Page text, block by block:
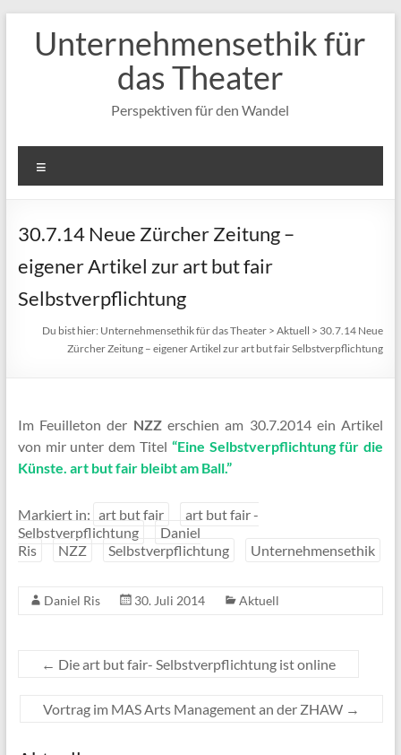
springenUnternehmensethik für
das Theater
Perspektiven für den Wandel
30.7.14 Neue Zürcher Zeitung –
eigener Artikel zur art but fair
Selbstverpflichtung
Du bist hier: Unternehmensethik für das Theater >Aktuell > 30.7.14 Neue
Zürcher Zeitung – eigener Artikel zur art but fair Selbstverpflichtung
Im Feuilleton der NZZerschien am 30.7.2014 ein Artikel
von mir unter dem Titel “Eine Selbstverpflichtung für die
Künste. art but fair bleibt am Ball.”
Markiert in: art but fair
art but fair -
Selbstverpflichtung
Daniel
Ris
NZZ Selbstverpflichtung Unternehmensethik
Daniel Ris 30. Juli 2014 Aktuell
← Die art but fair- Selbstverpflichtung ist online
Vortrag im MAS Arts Management an der ZHAW →